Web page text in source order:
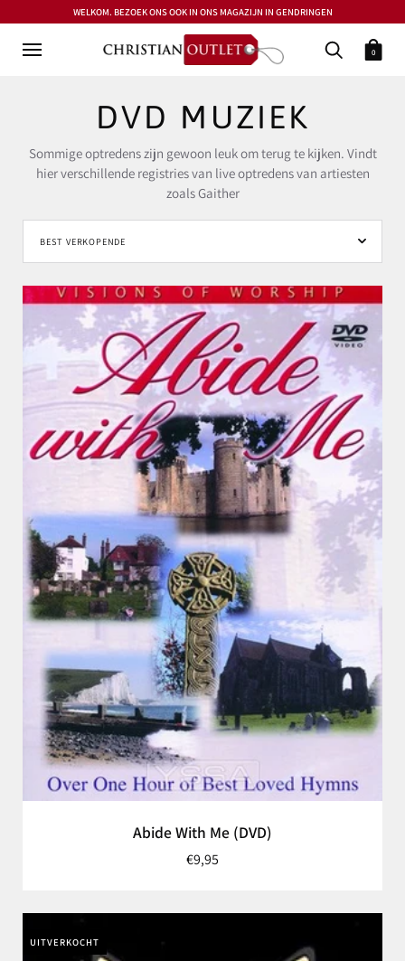
WELKOM. BEZOEK ONS OOK IN ONS MAGAZIJN IN GENDRINGEN
0
DVD MUZIEK
Sommige optredens zijn gewoon leuk om terug te kijken. Vindt
hier verschillende registries van live optredens van artiesten
zoals Gaither
Abide With Me (DVD)
€9,95
UITVERKOCHT